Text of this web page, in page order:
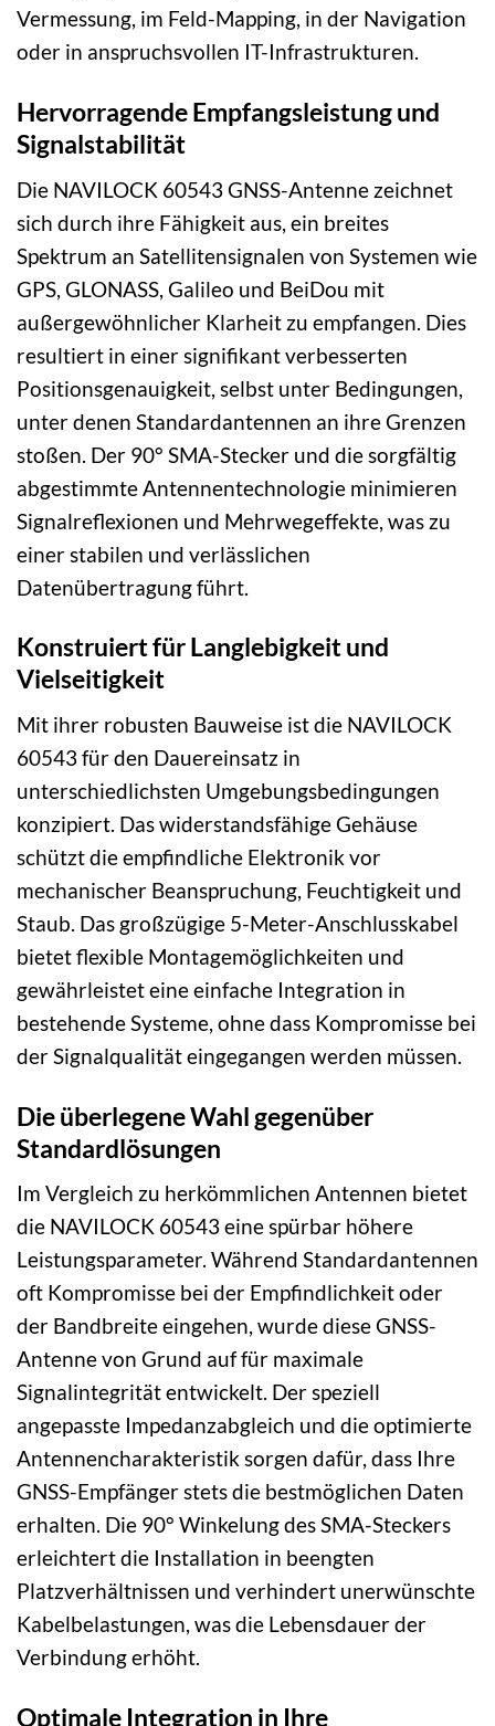
Vermessung, im Feld-Mapping, in der Navigation
oder in anspruchsvollen IT-Infrastrukturen.
Hervorragende Empfangsleistung und
Signalstabilität
Die NAVILOCK 60543 GNSS-Antenne zeichnet
sich durch ihre Fähigkeit aus, ein breites
Spektrum an Satellitensignalen von Systemen wie
GPS, GLONASS, Galileo und BeiDou mit
außergewöhnlicher Klarheit zu empfangen. Dies
resultiert in einer signifikant verbesserten
Positionsgenauigkeit, selbst unter Bedingungen,
unter denen Standardantennen an ihre Grenzen
stoßen. Der 90° SMA-Stecker und die sorgfältig
abgestimmte Antennentechnologie minimieren
Signalreflexionen und Mehrwegeffekte, was zu
einer stabilen und verlässlichen
Datenübertragung führt.
Konstruiert für Langlebigkeit und
Vielseitigkeit
Mit ihrer robusten Bauweise ist die NAVILOCK
60543 für den Dauereinsatz in
unterschiedlichsten Umgebungsbedingungen
konzipiert. Das widerstandsfähige Gehäuse
schützt die empfindliche Elektronik vor
mechanischer Beanspruchung, Feuchtigkeit und
Staub. Das großzügige 5-Meter-Anschlusskabel
bietet flexible Montagemöglichkeiten und
gewährleistet eine einfache Integration in
bestehende Systeme, ohne dass Kompromisse bei
der Signalqualität eingegangen werden müssen.
Die überlegene Wahl gegenüber
Standardlösungen
Im Vergleich zu herkömmlichen Antennen bietet
die NAVILOCK 60543 eine spürbar höhere
Leistungsparameter. Während Standardantennen
oft Kompromisse bei der Empfindlichkeit oder
der Bandbreite eingehen, wurde diese GNSS-
Antenne von Grund auf für maximale
Signalintegrität entwickelt. Der speziell
angepasste Impedanzabgleich und die optimierte
Antennencharakteristik sorgen dafür, dass Ihre
GNSS-Empfänger stets die bestmöglichen Daten
erhalten. Die 90° Winkelung des SMA-Steckers
erleichtert die Installation in beengten
Platzverhältnissen und verhindert unerwünschte
Kabelbelastungen, was die Lebensdauer der
Verbindung erhöht.
Optimale Integration in Ihre